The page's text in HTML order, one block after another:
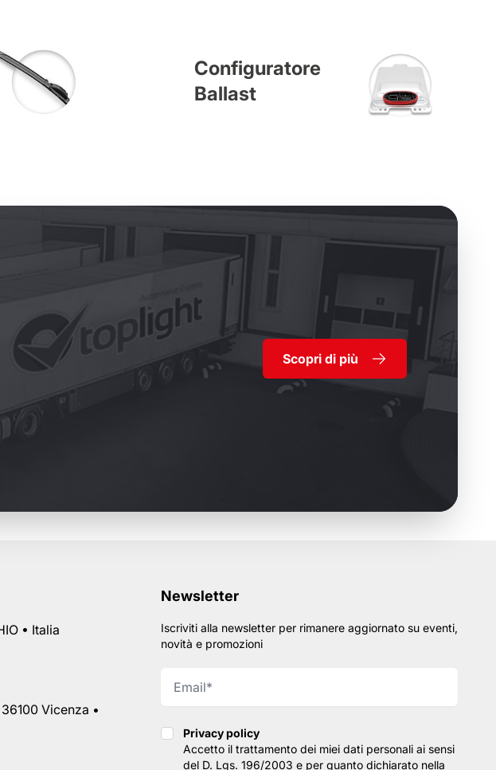
Configuratore
Ballast
Scopri di più
• Italia
Vicenza •
Newsletter
Iscriviti alla newsletter per rimanere aggiornato su eventi,
novità e promozioni
Privacy policy
Privacy policy
Accetto il trattamento dei miei dati personali ai sensi
del D. Lgs. 196/2003 e per quanto dichiarato nella